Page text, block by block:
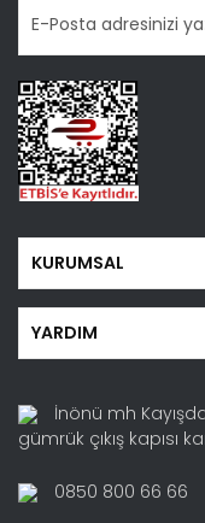
KURUMSAL
YARDIM
İnönü mh
gümrük çıkış kapısı
0850 800 66 66